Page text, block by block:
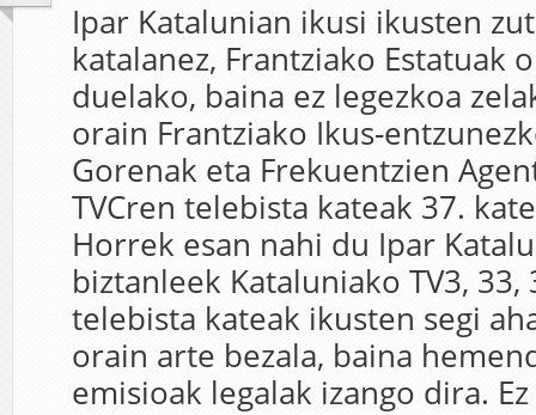
Ipar Katalunian ikusi ikusten
katalanez, Frantziako Estatuak
duelako, baina ez legezkoa
orain Frantziako Ikus-
Gorenak eta Frekuentzien
TVCren telebista kateak 37.
Horrek esan nahi du Ipar
biztanleek Kataluniako TV3,
telebista kateak ikusten segi
orain arte bezala, baina
emisioak legalak izango dira.